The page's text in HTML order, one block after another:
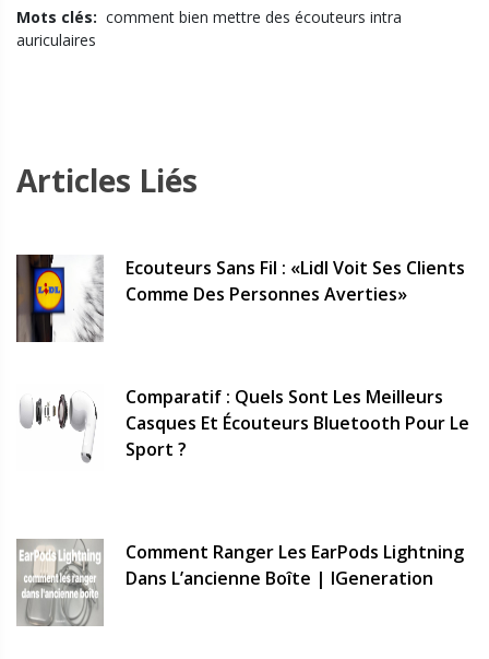
Mots clés: comment bien mettre des écouteurs intra
auriculaires
Articles Liés
Ecouteurs Sans Fil : «Lidl Voit Ses Clients
Comme Des Personnes Averties»
Comparatif : Quels Sont Les Meilleurs
Casques Et Écouteurs Bluetooth Pour Le
Sport ?
Comment Ranger Les EarPods Lightning
Dans L’ancienne Boîte | IGeneration